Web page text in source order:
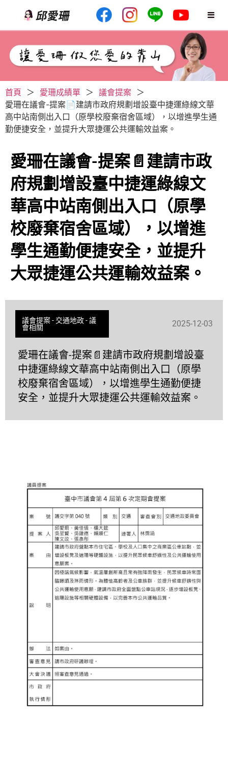
首頁 ＞ 愛珊成績單 ＞ 議會提案 ＞
愛珊在議會-提案📄建請市政府規劃增設臺中捷運綠線文華
高中站南側出入口（原學校廢棄宿舍區域），以增進學生通
勤便捷安全，並提升大眾捷運公共運輸效益案。
愛珊在議會-提案📄建請市政
府規劃增設臺中捷運綠線文
華高中站南側出入口（原學
校廢棄宿舍區域），以增進
學生通勤便捷安全，並提升
大眾捷運公共運輸效益案。
議會提案- 交通地政-議
會相關
2025-12-03
愛珊在議會-提案📄建請市政府規劃增設臺
中捷運綠線文華高中站南側出入口（原學
校廢棄宿舍區域），以增進學生通勤便捷
安全，並提升大眾捷運公共運輸效益案。